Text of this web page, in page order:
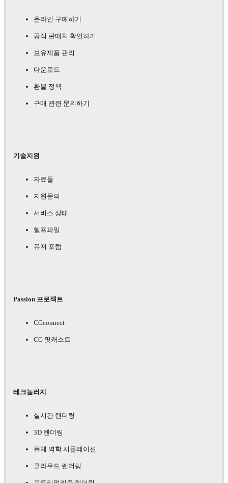
온라인 구매하기
공식 판매처 확인하기
보유제품 관리
다운로드
환불 정책
구매 관련 문의하기
기술지원
자료들
지원문의
서비스 상태
헬프파일
유저 포럼
Passion 프로젝트
CGconnect
CG 팟캐스트
테크놀러지
실시간 렌더링
3D 렌더링
유체 역학 시뮬레이션
클라우드 렌더링